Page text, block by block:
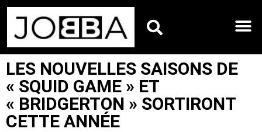
LES NOUVELLES SAISONS DE
« SQUID GAME » ET
« BRIDGERTON » SORTIRONT
CETTE ANNÉE